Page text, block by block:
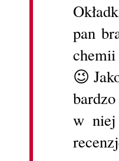
pan
w niej